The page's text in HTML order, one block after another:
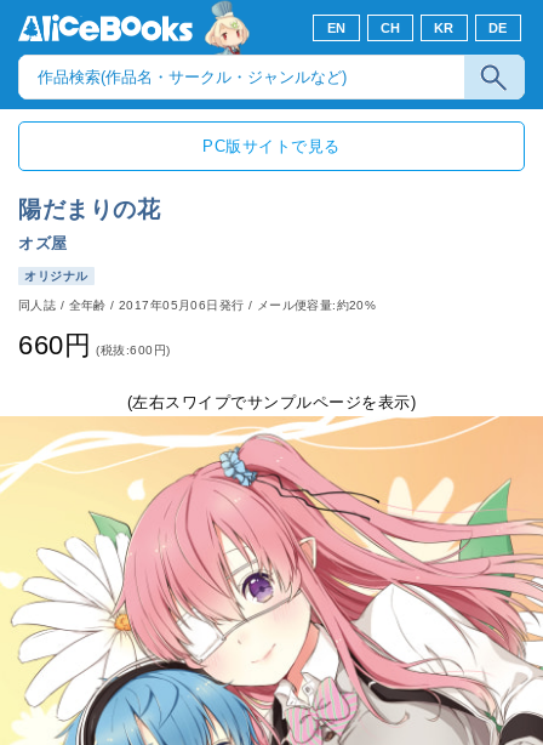
EN CH KR DE
PC版サイトで見る
陽だまりの花
オズ屋
オリジナル
同人誌 / 全年齢/2017年05月06日発行 / メール便容量:約20%
660円 (税抜:600円)
(左右スワイプでサンプルページを表示)